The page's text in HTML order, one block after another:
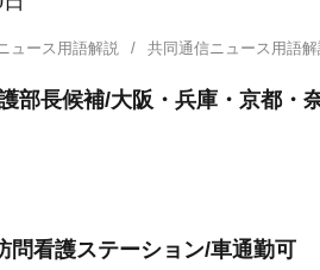
ュース用語解説 共同通信ニュース用語
部長候補/大阪・兵庫・京都・
問看護ステーション/車通勤可